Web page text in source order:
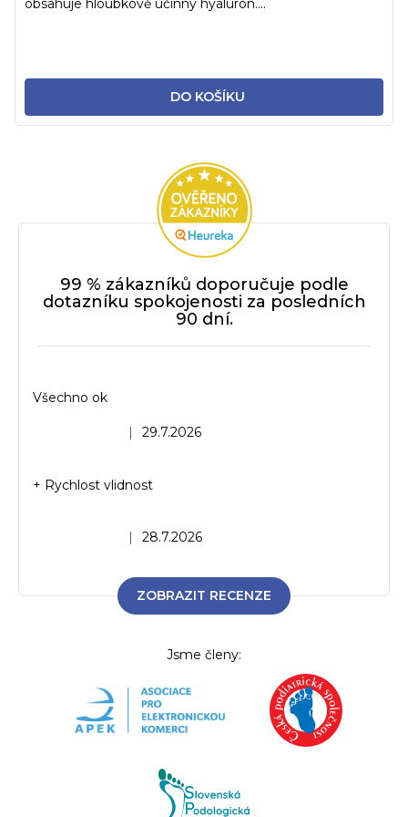
DO KOŠÍKU
obsahuje hloubkově účinný hyaluron....
99 % zákazníků doporučuje podle
dotazníku spokojenosti za posledních
90 dní.
Hodnocení obchodu je 5 z 5 hvězdiček.
| 29.7.2026
Všechno ok
Hodnocení obchodu je 5 z 5 hvězdiček.
| 28.7.2026
+ Rychlost vlidnost
ZOBRAZIT RECENZE
Jsme členy: